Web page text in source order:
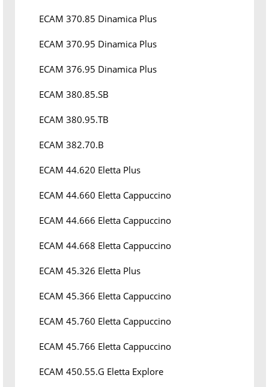
ECAM 370.85 Dinamica Plus
ECAM 370.95 Dinamica Plus
ECAM 376.95 Dinamica Plus
ECAM 380.85.SB
ECAM 380.95.TB
ECAM 382.70.B
ECAM 44.620 Eletta Plus
ECAM 44.660 Eletta Cappuccino
ECAM 44.666 Eletta Cappuccino
ECAM 44.668 Eletta Cappuccino
ECAM 45.326 Eletta Plus
ECAM 45.366 Eletta Cappuccino
ECAM 45.760 Eletta Cappuccino
ECAM 45.766 Eletta Cappuccino
ECAM 450.55.G Eletta Explore